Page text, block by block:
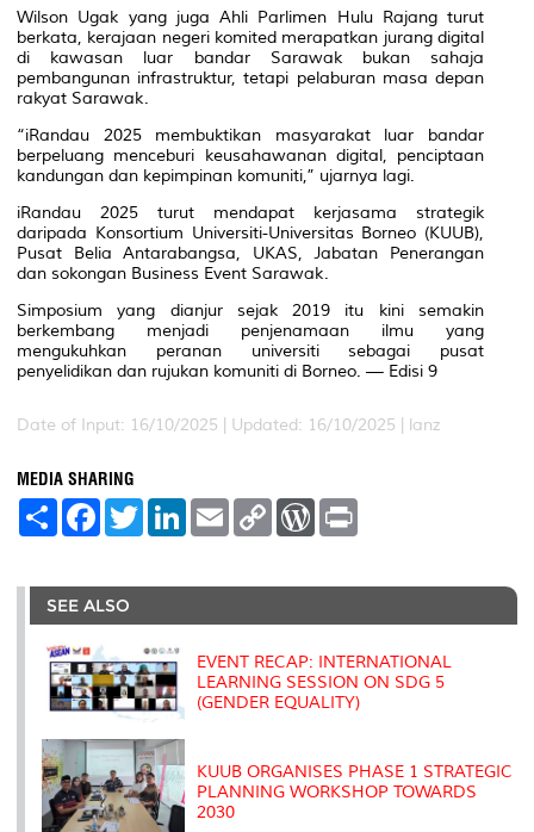
Wilson Ugak yang juga Ahli Parlimen Hulu Rajang turut
berkata, kerajaan negeri komited merapatkan jurang digital
di kawasan luar bandar Sarawak bukan sahaja
pembangunan infrastruktur, tetapi pelaburan masa depan
rakyat Sarawak.
“iRandau 2025 membuktikan masyarakat luar bandar
berpeluang menceburi keusahawanan digital, penciptaan
kandungan dan kepimpinan komuniti,” ujarnya lagi.
iRandau 2025 turut mendapat kerjasama strategik
daripada Konsortium Universiti-Universitas Borneo (KUUB),
Pusat Belia Antarabangsa, UKAS, Jabatan Penerangan
dan sokongan Business Event Sarawak.
Simposium yang dianjur sejak 2019 itu kini semakin
berkembang menjadi penjenamaan ilmu yang
mengukuhkan peranan universiti sebagai pusat
penyelidikan dan rujukan komuniti di Borneo. — Edisi 9
Date of Input: 16/10/2025 | Updated: 16/10/2025 | lanz
MEDIA SHARING
S
e
F
a
b
o
o
k
T
w
t
r
L
e
I
E
m
l
C
L
n
W
P
e
s
t
SEE ALSO
EVENT RECAP: INTERNATIONAL
LEARNING SESSION ON SDG 5
(GENDER EQUALITY)
KUUB ORGANISES PHASE 1 STRATEGIC
PLANNING WORKSHOP TOWARDS
2030